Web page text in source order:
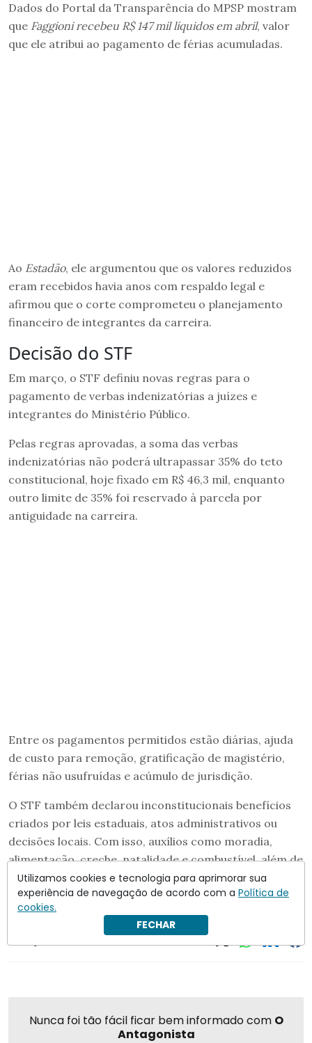
Dados do Portal da Transparência do MPSP mostram
que Faggioni recebeu R$ 147 mil líquidos em abril, valor
que ele atribui ao pagamento de férias acumuladas.
Ao Estadão, ele argumentou que os valores reduzidos
eram recebidos havia anos com respaldo legal e
afirmou que o corte comprometeu o planejamento
financeiro de integrantes da carreira.
Decisão do STF
Em março, o STF definiu novas regras para o
pagamento de verbas indenizatórias a juízes e
integrantes do Ministério Público.
Pelas regras aprovadas, a soma das verbas
indenizatórias não poderá ultrapassar 35% do teto
constitucional, hoje fixado em R$ 46,3 mil, enquanto
outro limite de 35% foi reservado à parcela por
antiguidade na carreira.
Entre os pagamentos permitidos estão diárias, ajuda
de custo para remoção, gratificação de magistério,
férias não usufruídas e acúmulo de jurisdição.
O STF também declarou inconstitucionais benefícios
criados por leis estaduais, atos administrativos ou
decisões locais. Com isso, auxílios como moradia,
alimentação, creche, natalidade e combustível, além de
algumas gratificações e licenças compensatórias,
deverão ser interrompidos.
Nunca foi tão fácil ficar bem informado com O
Antagonista
Utilizamos cookies e tecnologia para aprimorar sua
experiência de navegação de acordo com a Política de
cookies.
FECHAR